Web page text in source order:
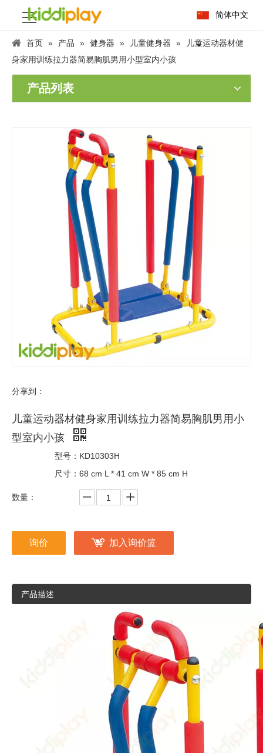
简体中文
首页 » 产品 » 健身器 » 儿童健身器 »
儿童运动器材健
身家用训练拉力器简易胸肌男用小型室内小孩
产品列表
分享到：
儿童运动器材健身家用训练拉力器简易胸肌男用小
型室内小孩
型号： KD10303H
尺寸： 68 cm L * 41 cm W * 85 cm H
数量：
询价 加入询价篮
产品描述